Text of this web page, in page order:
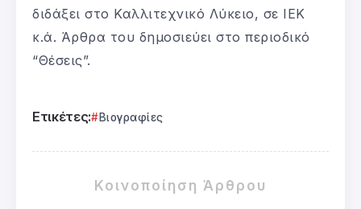
διδάξει στο Καλλιτεχνικό Λύκειο, σε ΙΕΚ
κ.ά. Άρθρα του δημοσιεύει στο περιοδικό
“Θέσεις”.
Ετικέτες: Βιογραφίες
Κοινοποίηση Άρθρου